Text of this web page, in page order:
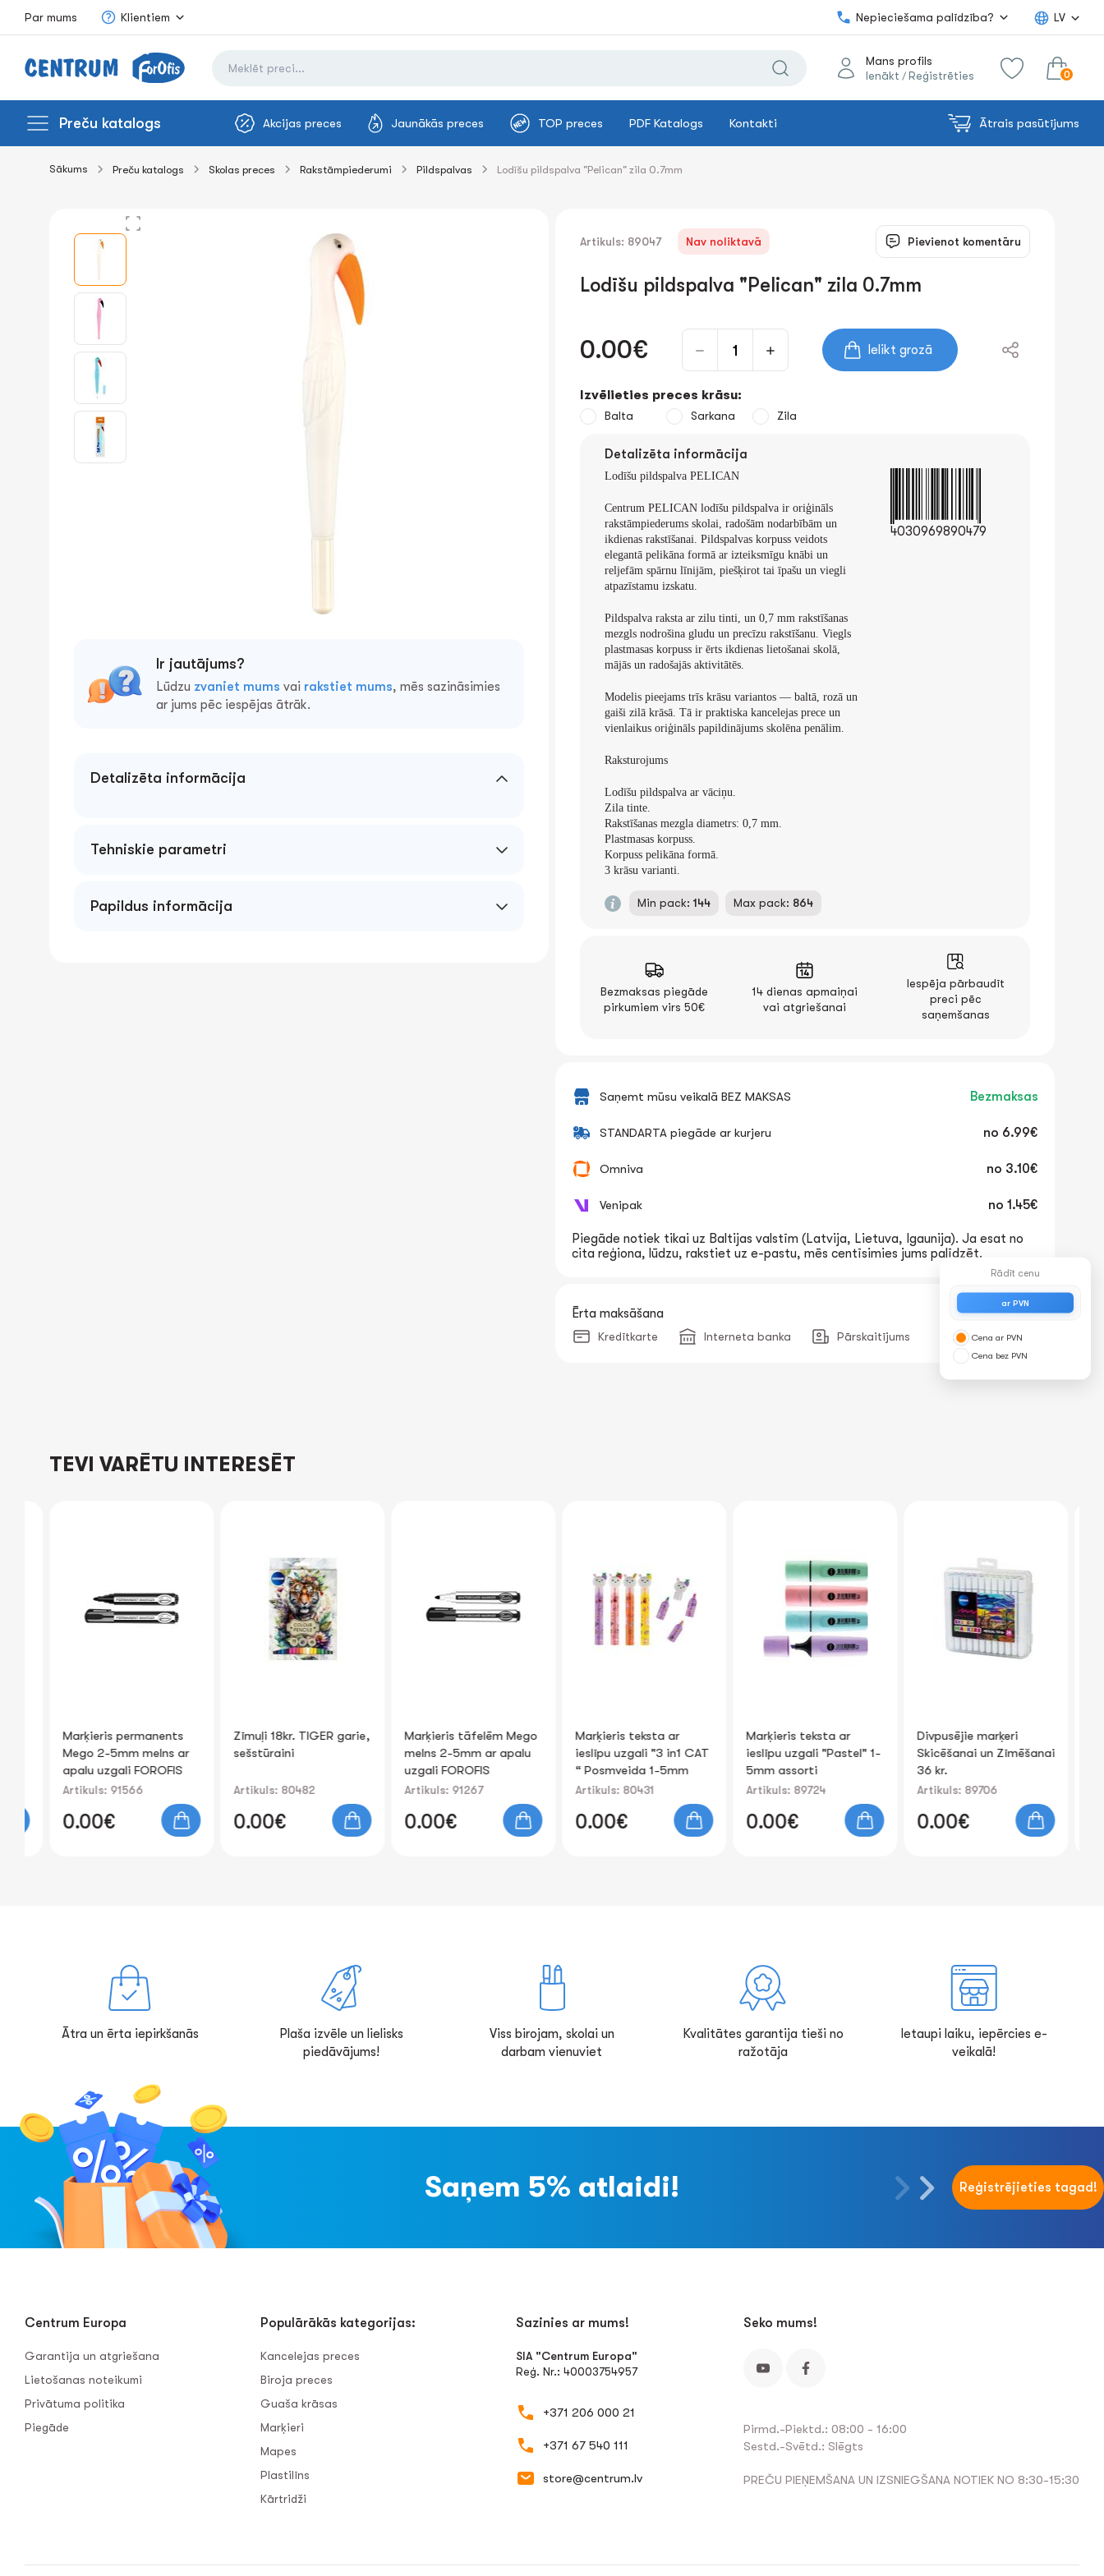
Par mums Klientiem Nepieciešama palīdzība? LV
Mans profils
Ienākt / Reģistrēties 0
Preču katalogs Akcijas preces Jaunākās preces TOP preces PDF Katalogs Kontakti Ātrais pasūtījums
Sākums Preču katalogs Skolas preces Rakstāmpiederumi Pildspalvas Lodīšu pildspalva "Pelican" zila 0.7mm
Ir jautājums?
Lūdzu zvaniet mums vai rakstiet mums, mēs sazināsimies
ar jums pēc iespējas ātrāk.
Detalizēta informācija
Tehniskie parametri
Papildus informācija
Artikuls: 89047 Nav noliktavā Pievienot komentāru
Lodīšu pildspalva "Pelican" zila 0.7mm
0.00€ Ielikt grozā
Izvēlieties preces krāsu:
Balta Sarkana Zila
Detalizēta informācija
Lodīšu pildspalva PELICAN
Centrum PELICAN lodīšu pildspalva ir oriģināls
rakstāmpiederums skolai, radošām nodarbībām un
ikdienas rakstīšanai. Pildspalvas korpuss veidots
elegantā pelikāna formā ar izteiksmīgu knābi un
reljefām spārnu līnijām, piešķirot tai īpašu un viegli
atpazīstamu izskatu.
Pildspalva raksta ar zilu tinti, un 0,7 mm rakstīšanas
mezgls nodrošina gludu un precīzu rakstīšanu. Viegls
plastmasas korpuss ir ērts ikdienas lietošanai skolā,
mājās un radošajās aktivitātēs.
Modelis pieejams trīs krāsu variantos — baltā, rozā un
gaiši zilā krāsā. Tā ir praktiska kancelejas prece un
vienlaikus oriģināls papildinājums skolēna penālim.
Raksturojums
Lodīšu pildspalva ar vāciņu.
Zila tinte.
Rakstīšanas mezgla diametrs: 0,7 mm.
Plastmasas korpuss.
Korpuss pelikāna formā.
3 krāsu varianti.
Min pack: 144 Max pack: 864
4030969890479
Bezmaksas piegāde
pirkumiem virs 50€
14 dienas apmaiņai
vai atgriešanai
Iespēja pārbaudīt
preci pēc
saņemšanas
Saņemt mūsu veikalā BEZ MAKSAS Bezmaksas
STANDARTA piegāde ar kurjeru no 6.99€
Omniva no 3.10€
Venipak no 1.45€
Piegāde notiek tikai uz Baltijas valstīm (Latvija, Lietuva, Igaunija). Ja esat no
cita reģiona, lūdzu, rakstiet uz e-pastu, mēs centīsimies jums palīdzēt.
Ērta maksāšana
Kredītkarte Interneta banka Pārskaitījums
TEVI VARĒTU INTERESĒT
Marķieris permanents
Mego 2-5mm melns ar
apaІu uzgali FOROFIS
Artikuls: 91566
0.00€
Zīmuļi 18kr. TIGER garie,
sešstūraini
Artikuls: 80482
0.00€
Marķieris tāfelēm Mego
melns 2-5mm ar apaІu
uzgali FOROFIS
Artikuls: 91267
0.00€
Marķieris teksta ar
ieslīpu uzgali "3 in1 CAT
“ Posmveida 1-5mm
(assorted colours)
Artikuls: 80431
0.00€
Marķieris teksta ar
ieslīpu uzgali "Pastel" 1-
5mm assorti
Artikuls: 89724
0.00€
Divpusējie marķeri
Skicēšanai un Zīmēšanai
36 kr.
Artikuls: 89706
0.00€
Rādīt cenu
ar PVN
Cena ar PVN
Cena bez PVN
Ātra un ērta iepirkšanās
Plaša izvēle un lielisks
piedāvājums!
Viss birojam, skolai un
darbam vienuviet
Kvalitātes garantija tieši no
ražotāja
Ietaupi laiku, iepērcies e-
veikalā!
Saņem 5% atlaidi! Reģistrējieties tagad!
Centrum Europa
Garantija un atgriešana
Lietošanas noteikumi
Privātuma politika
Piegāde
Populārākās kategorijas:
Kancelejas preces
Biroja preces
Guaša krāsas
Marķieri
Mapes
Plastilīns
Kārtridži
Sazinies ar mums!
SIA "Centrum Europa"
Reģ. Nr.: 40003754957
+371 206 000 21
+371 67 540 111
store@centrum.lv
Seko mums!
Pirmd.-Piektd.: 08:00 - 16:00
Sestd.-Svētd.: Slēgts
PREČU PIEŅEMŠANA UN IZSNIEGŠANA NOTIEK NO 8:30-15:30